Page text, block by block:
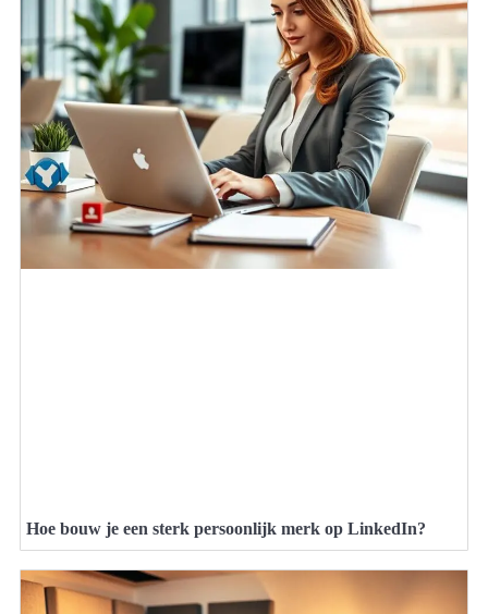
Hoe bouw je een sterk persoonlijk merk op LinkedIn?